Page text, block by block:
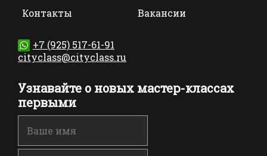
Контакты
Вакансии
+7 (925) 517-61-91
cityclass@cityclass.ru
Узнавайте о новых мастер-классах
первыми